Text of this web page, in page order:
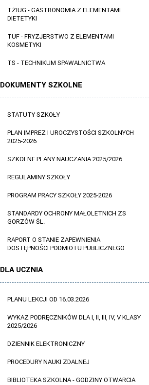
TŻIUG - GASTRONOMIA Z ELEMENTAMI
DIETETYKI
TUF - FRYZJERSTWO Z ELEMENTAMI
KOSMETYKI
TS - TECHNIKUM SPAWALNICTWA
DOKUMENTY SZKOLNE
STATUTY SZKOŁY
PLAN IMPREZ I UROCZYSTOŚCI SZKOLNYCH
2025-2026
SZKOLNE PLANY NAUCZANIA 2025/2026
REGULAMINY SZKOŁY
PROGRAM PRACY SZKOŁY 2025-2026
STANDARDY OCHRONY MAŁOLETNICH ZS
GORZÓW ŚL.
RAPORT O STANIE ZAPEWNIENIA
DOSTĘPNOŚCI PODMIOTU PUBLICZNEGO
DLA UCZNIA
PLANU LEKCJI OD 16.03.2026
WYKAZ PODRĘCZNIKÓW DLA I, II, III, IV, V KLASY
2025/2026
DZIENNIK ELEKTRONICZNY
PROCEDURY NAUKI ZDALNEJ
BIBLIOTEKA SZKOLNA - GODZINY OTWARCIA